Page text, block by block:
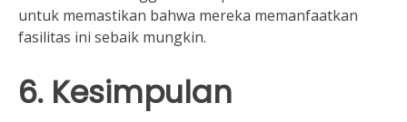
untuk memastikan bahwa mereka memanfaatkan
fasilitas ini sebaik mungkin.
6. Kesimpulan